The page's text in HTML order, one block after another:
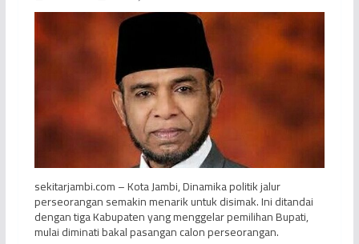
sekitarjambi.com – Kota Jambi, Dinamika politik jalur
perseorangan semakin menarik untuk disimak. Ini ditandai
dengan tiga Kabupaten yang menggelar pemilihan Bupati,
mulai diminati bakal pasangan calon perseorangan.